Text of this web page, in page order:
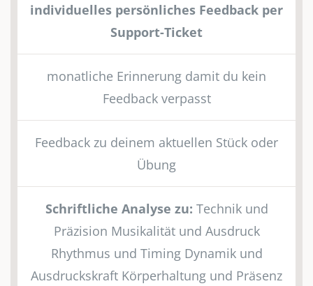
individuelles persönliches Feedback per
Support-Ticket
monatliche Erinnerung damit du kein
Feedback verpasst
Feedback zu deinem aktuellen Stück oder
Übung
Schriftliche Analyse zu: Technik und
Präzision Musikalität und Ausdruck
Rhythmus und Timing Dynamik und
Ausdruckskraft Körperhaltung und Präsenz